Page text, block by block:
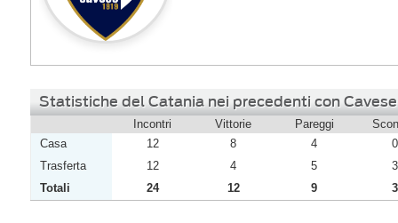
Statistiche del Catania nei precedenti con Cavese
Incontri Vittorie Pareggi
Casa
12 8 4
0
Trasferta
12 4 5
3
Totali
24 12 9 3